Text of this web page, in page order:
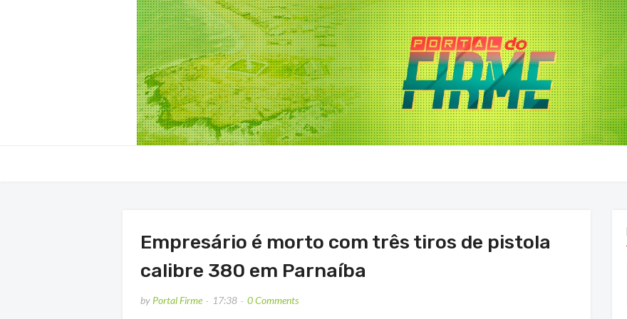
Empresário é morto com três tiros de pistola
calibre 380 em Parnaíba
by Portal Firme 17:38 0 Comments